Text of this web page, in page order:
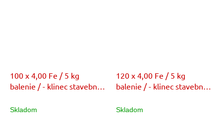
100 x 4,00 Fe / 5 kg
balenie / - klinec stavebný
Skladom
120 x 4,00 Fe / 5 kg
balenie / - klinec stavebný
Skladom